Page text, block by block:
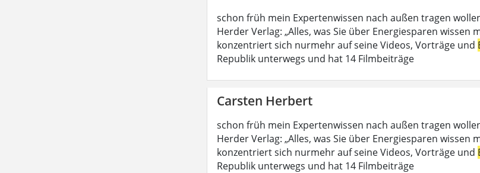
schon früh mein Expertenwissen nach außen tragen
Herder Verlag: „Alles, was Sie über Energiesparen
konzentriert sich nurmehr auf seine Videos, Vorträge und
Republik unterwegs und hat 14 Filmbeiträge
Carsten Herbert
schon früh mein Expertenwissen nach außen tragen
Herder Verlag: „Alles, was Sie über Energiesparen
konzentriert sich nurmehr auf seine Videos, Vorträge und
Republik unterwegs und hat 14 Filmbeiträge